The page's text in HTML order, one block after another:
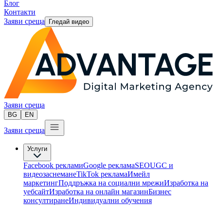
Блог
Контакти
Заяви среща
Гледай видео
Заяви среща
BG EN
Заяви среща
Услуги
Facebook рекламиGoogle рекламаSEOUGC и
видеозаснеманеTikTok рекламaИмейл
маркетингПоддръжка на социални мрежиИзработка на
уебсайтИзработка на онлайн магазинБизнес
консултиране​Индивидуални обучения